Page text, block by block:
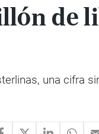
de
una cifra